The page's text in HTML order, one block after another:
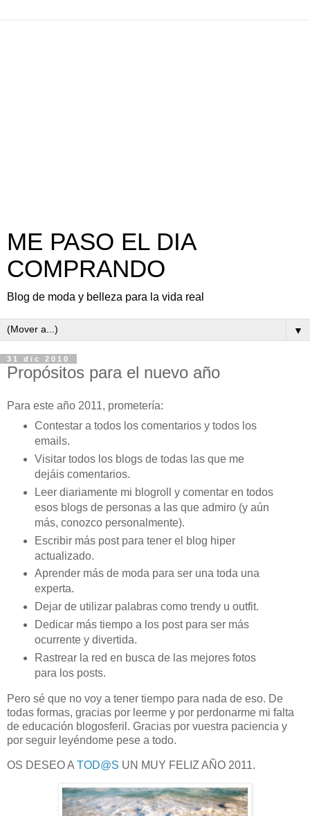
ME PASO EL DIA
COMPRANDO
Blog de moda y belleza para la vida real
▼
31 dic 2010
Propósitos para el nuevo año
Para este año 2011, prometería:
Contestar a todos los comentarios y todos los
emails.
Visitar todos los blogs de todas las que me
dejáis comentarios.
Leer diariamente mi blogroll y comentar en todos
esos blogs de personas a las que admiro (y aún
más, conozco personalmente).
Escribir más post para tener el blog hiper
actualizado.
Aprender más de moda para ser una toda una
experta.
Dejar de utilizar palabras como trendy u outfit.
Dedicar más tiempo a los post para ser más
ocurrente y divertida.
Rastrear la red en busca de las mejores fotos
para los posts.
Pero sé que no voy a tener tiempo para nada de eso. De
todas formas, gracias por leerme y por perdonarme mi falta
de educación blogosferil. Gracias por vuestra paciencia y
por seguir leyéndome pese a todo.
OS DESEO A TOD@S UN MUY FELIZ AÑO 2011.